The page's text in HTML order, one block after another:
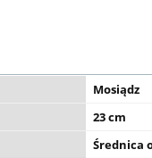
Mosiądz
23 cm
Średnica